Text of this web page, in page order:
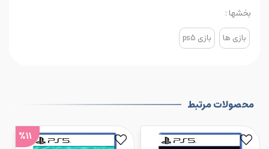
بخشها :
بازی ها بازی ps5
محصولات مرتبط
%11